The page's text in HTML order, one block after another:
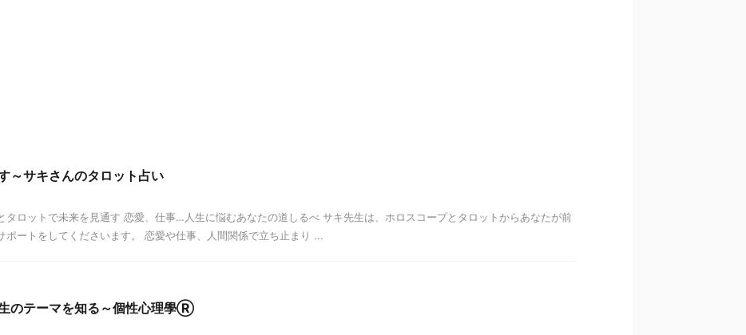
～サキさんのタロット占い
タロットで未来を見通す 恋愛、仕事…人生に悩むあなたの道しるべ サキ先生は、ホロスコープとタロットからあなたが前
ポートをしてくださいます。 恋愛や仕事、人間関係で立ち止まり ...
のテーマを知る～個性心理學Ⓡ